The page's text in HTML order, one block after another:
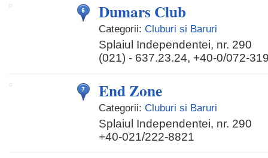
Dumars Club
Categorii: Cluburi si Baruri
Splaiul Independentei, nr. 290
(021) - 637.23.24, +40-0/072-
End Zone
Categorii: Cluburi si Baruri
Splaiul Independentei, nr. 290
+40-021/222-8821